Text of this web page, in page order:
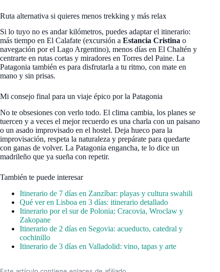
Ruta alternativa si quieres menos trekking y más relax
Si lo tuyo no es andar kilómetros, puedes adaptar el itinerario:
más tiempo en El Calafate (excursión a Estancia Cristina o
navegación por el Lago Argentino), menos días en El Chaltén y
centrarte en rutas cortas y miradores en Torres del Paine. La
Patagonia también es para disfrutarla a tu ritmo, con mate en
mano y sin prisas.
Mi consejo final para un viaje épico por la Patagonia
No te obsesiones con verlo todo. El clima cambia, los planes se
tuercen y a veces el mejor recuerdo es una charla con un paisano
o un asado improvisado en el hostel. Deja hueco para la
improvisación, respeta la naturaleza y prepárate para quedarte
con ganas de volver. La Patagonia engancha, te lo dice un
madrileño que ya sueña con repetir.
También te puede interesar
Itinerario de 7 días en Zanzíbar: playas y cultura swahili
Qué ver en Lisboa en 3 días: itinerario detallado
Itinerario por el sur de Polonia: Cracovia, Wroclaw y
Zakopane
Itinerario de 2 días en Segovia: acueducto, catedral y
cochinillo
Itinerario de 3 días en Valladolid: vino, tapas y arte